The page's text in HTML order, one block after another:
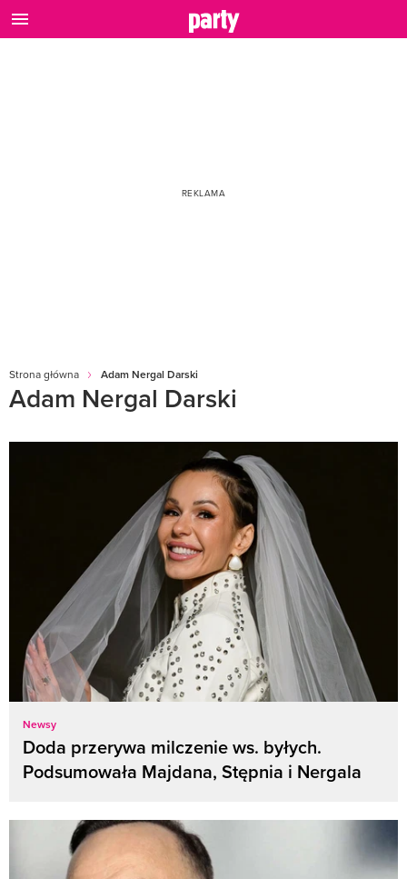
Strona główna Adam Nergal Darski
Adam Nergal Darski
Newsy
Doda przerywa milczenie ws. byłych.
Podsumowała Majdana, Stępnia i Nergala